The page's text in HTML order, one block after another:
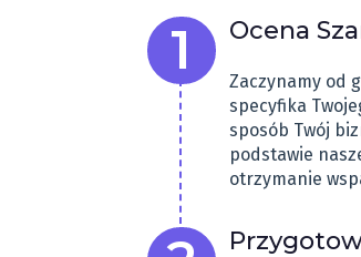
Ocena
Zaczynamy od
specyfika
sposób Twój
podstawie
otrzymanie